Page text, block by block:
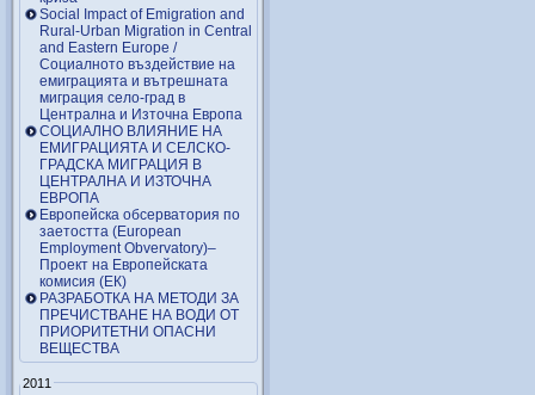
Social Impact of Emigration and
Rural-Urban Migration in Central
and Eastern Europe /
Социалното въздействие на
емиграцията и вътрешната
миграция село-град в
Централна и Източна Европа
СОЦИАЛНО ВЛИЯНИЕ НА
ЕМИГРАЦИЯТА И СЕЛСКО-
ГРАДСКА МИГРАЦИЯ В
ЦЕНТРАЛНА И ИЗТОЧНА
ЕВРОПА
Европейска обсерватория по
заетостта (European
Employment Obvervatory)–
Проект на Европейската
комисия (ЕК)
РАЗРАБОТКА НА МЕТОДИ ЗА
ПРЕЧИСТВАНЕ НА ВОДИ ОТ
ПРИОРИТЕТНИ ОПАСНИ
ВЕЩЕСТВА
2011